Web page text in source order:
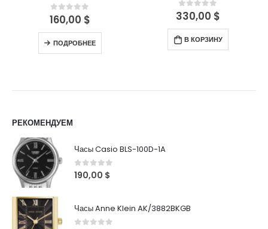
0out of 5
160,00 $
ПОДРОБНЕЕ
0out of 5
330,00 $
В КОРЗИНУ
РЕКОМЕНДУЕМ
Часы Casio BLS-100D-1A
0out of 5
190,00 $
Часы Anne Klein AK/3882BKGB